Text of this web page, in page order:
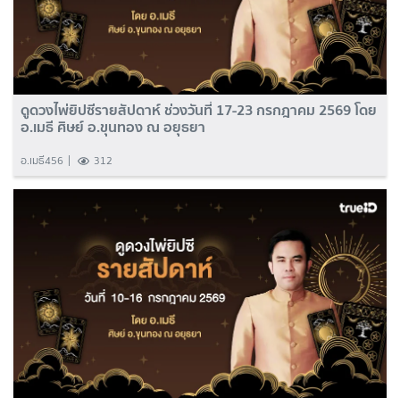
ดูดวงไพ่ยิปซีรายสัปดาห์ ช่วงวันที่ 17-23 กรกฎาคม 2569 โดย
อ.เมธี ศิษย์ อ.ขุนทอง ณ อยุธยา
อ.เมธี456 312